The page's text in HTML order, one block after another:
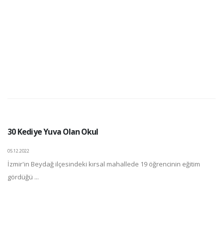
30 Kediye Yuva Olan Okul
05.12.2022
İzmir'in Beydağ ilçesindeki kırsal mahallede 19 öğrencinin eğitim
gördüğü ...